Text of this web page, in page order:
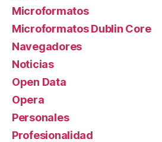
Microformatos
Microformatos Dublin Core
Navegadores
Noticias
Open Data
Opera
Personales
Profesionalidad